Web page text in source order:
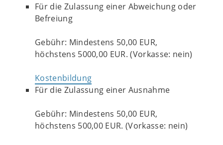
Für die Zulassung einer Abweichung oder
Befreiung
Gebühr: Mindestens 50,00 EUR,
höchstens 5000,00 EUR. (Vorkasse: nein)
Kostenbildung
Für die Zulassung einer Ausnahme
Gebühr: Mindestens 50,00 EUR,
höchstens 500,00 EUR. (Vorkasse: nein)